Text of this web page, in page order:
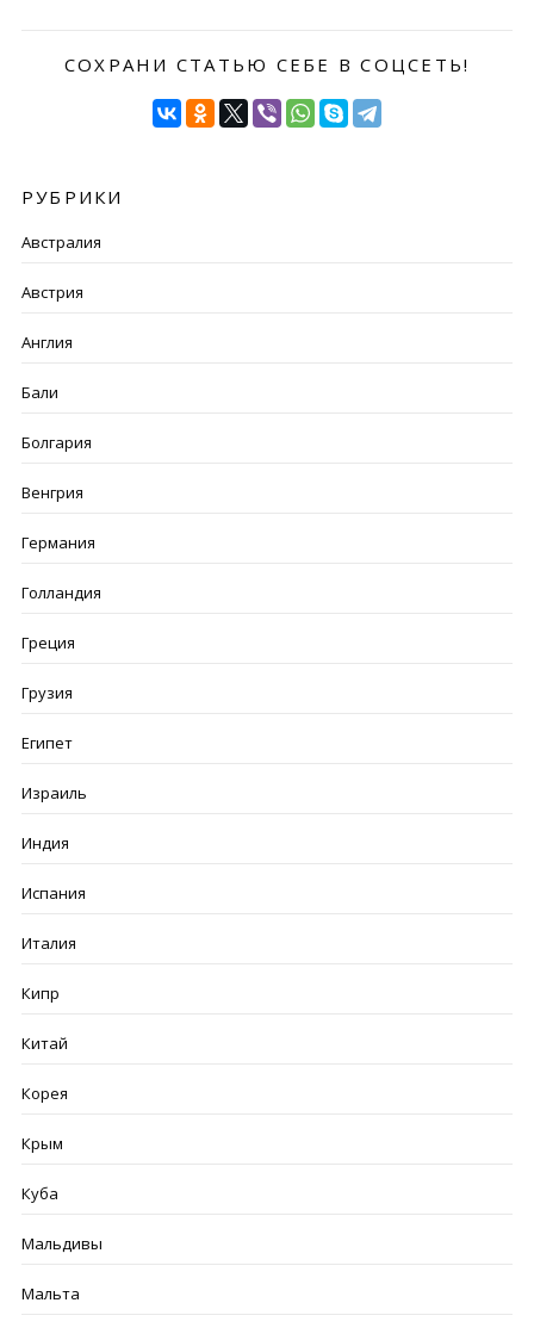
СОХРАНИ СТАТЬЮ СЕБЕ В СОЦСЕТЬ!
РУБРИКИ
Австралия
Австрия
Англия
Бали
Болгария
Венгрия
Германия
Голландия
Греция
Грузия
Египет
Израиль
Индия
Испания
Италия
Кипр
Китай
Корея
Крым
Куба
Мальдивы
Мальта